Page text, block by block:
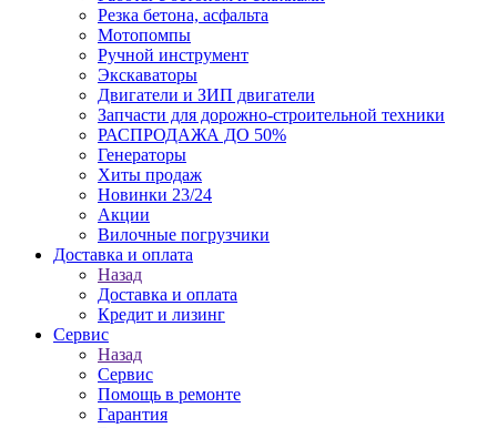
Резка бетона, асфальта
Мотопомпы
Ручной инструмент
Экскаваторы
Двигатели и ЗИП двигатели
Запчасти для дорожно-строительной техники
РАСПРОДАЖА ДО 50%
Генераторы
Хиты продаж
Новинки 23/24
Акции
Вилочные погрузчики
Доставка и оплата
Назад
Доставка и оплата
Кредит и лизинг
Сервис
Назад
Сервис
Помощь в ремонте
Гарантия